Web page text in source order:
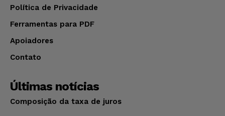
Política de Privacidade
Ferramentas para PDF
Apoiadores
Contato
Últimas notícias
Composição da taxa de juros